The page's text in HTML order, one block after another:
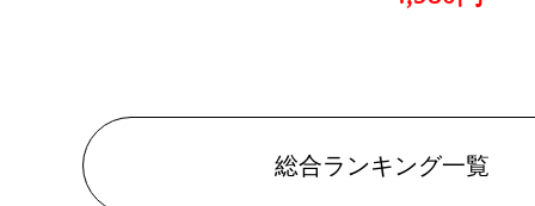
総合ランキング一覧